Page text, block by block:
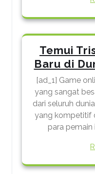
Temui
Baru di
[ad_1] Game
yang sangat
dari seluruh
yang kompetitif
para pemain